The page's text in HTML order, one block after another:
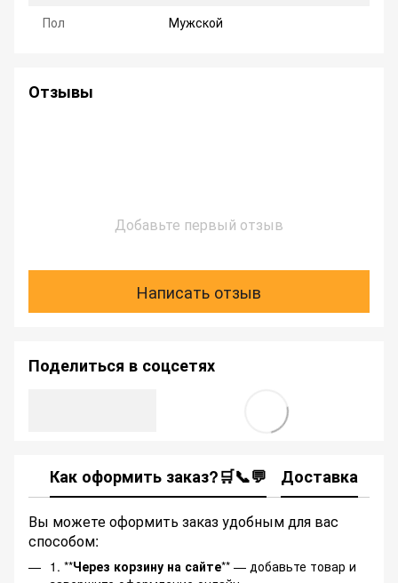
Пол
Мужской
Отзывы
Добавьте первый отзыв
Написать отзыв
Поделиться в соцсетях
Как оформить заказ?🛒📞💬 Доставка
Вы можете оформить заказ удобным для вас
способом:
1. **Через корзину на сайте** — добавьте товар и